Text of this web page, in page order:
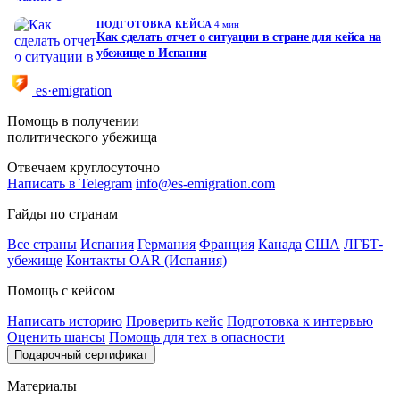
ПОДГОТОВКА КЕЙСА 4 мин
Как сделать отчет о ситуации в стране для кейса на
убежище в Испании
es·emigration
Помощь в получении
политического убежища
Отвечаем круглосуточно
Написать в Telegram info@es-emigration.com
Гайды по странам
Все страны Испания Германия Франция Канада США ЛГБТ-
убежище Контакты OAR (Испания)
Помощь с кейсом
Написать историю Проверить кейс Подготовка к интервью
Оценить шансы Помощь для тех в опасности
Подарочный сертификат
Материалы